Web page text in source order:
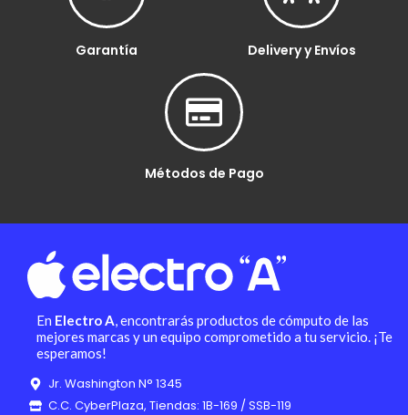
Garantía Delivery y Envíos
Métodos de Pago
En Electro A, encontrarás productos de cómputo de las
mejores marcas y un equipo comprometido a tu servicio. ¡Te
esperamos!
Jr. Washington N° 1345
C.C. CyberPlaza, Tiendas: 1B-169 / SSB-119